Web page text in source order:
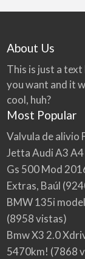
About Us
This is just a
you want and it
cool, huh?
Most Popular
Valvula de alivio
Jetta Audi A3
Gs 500 Mod
Extras, Baúl
BMW 135i
(8958 vistas)
Bmw X3 2.0
5470km! (7868